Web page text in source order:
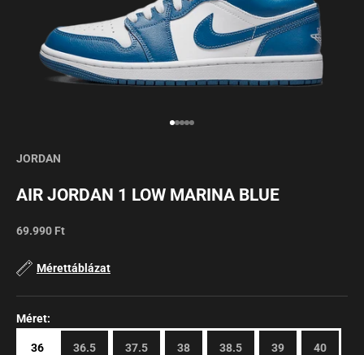
JORDAN
AIR JORDAN 1 LOW MARINA BLUE
Sale
69.990 Ft
Mérettáblázat
Méret:
36 36.5 37.5 38 38.5 39 40